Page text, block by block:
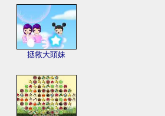
拯救大頭妹